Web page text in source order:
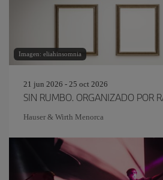
Imagen: eliahinsomnia
21 jun 2026 - 25 oct 2026
SIN RUMBO. ORGANIZADO POR
Hauser & Wirth Menorca